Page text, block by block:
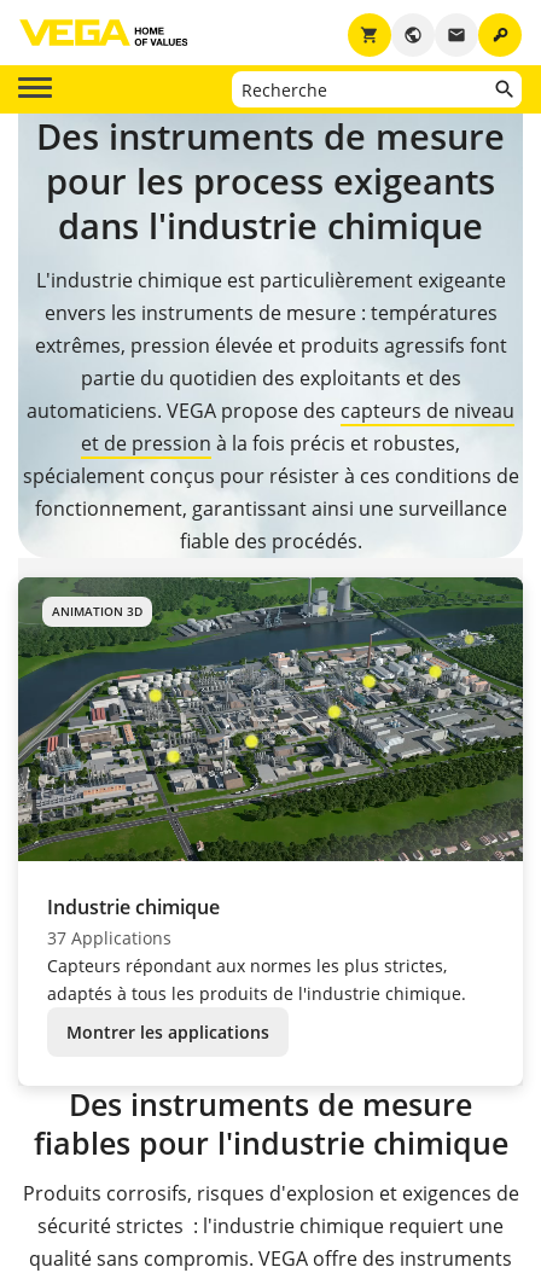
key
email
public
shopping_cart
Des instruments de mesure
pour les process exigeants
dans l'industrie chimique
L'industrie chimique est particulièrement exigeante
envers les instruments de mesure : températures
extrêmes, pression élevée et produits agressifs font
partie du quotidien des exploitants et des
automaticiens. VEGA propose des capteurs de niveau
et de pression à la fois précis et robustes,
spécialement conçus pour résister à ces conditions de
fonctionnement, garantissant ainsi une surveillance
fiable des procédés.
ANIMATION 3D
Industrie chimique
37 Applications
Capteurs répondant aux normes les plus strictes,
adaptés à tous les produits de l'industrie chimique.
Montrer les applications
Des instruments de mesure
fiables pour l'industrie chimique
Produits corrosifs, risques d'explosion et exigences de
sécurité strictes : l'industrie chimique requiert une
qualité sans compromis. VEGA offre des instruments